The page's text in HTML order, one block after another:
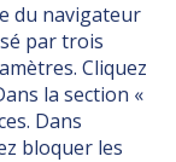
du navigateur
par trois
Cliquez
la section «
Dans
bloquer les